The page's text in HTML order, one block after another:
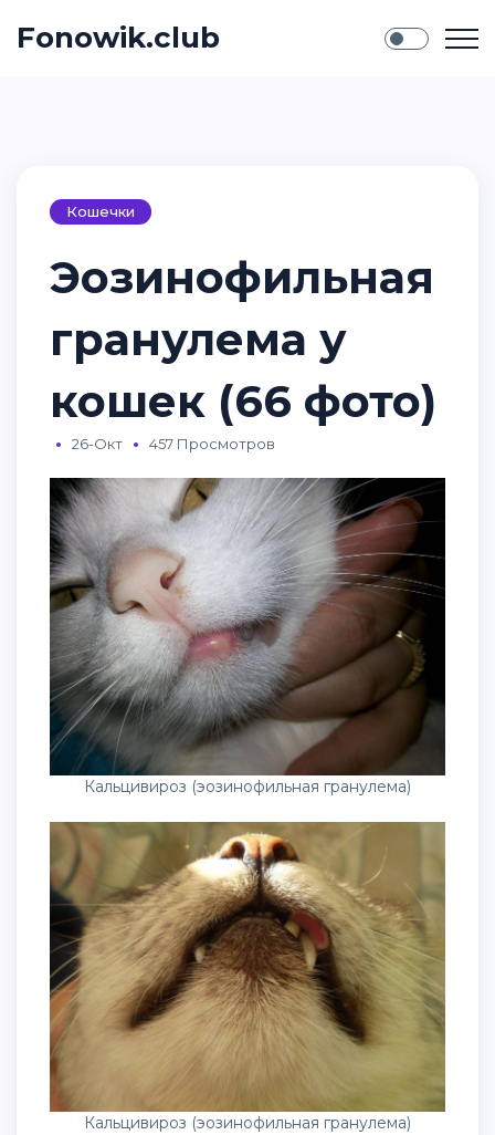
Fonowik.club
Кошечки
Эозинофильная
гранулема у
кошек (66 фото)
26-Окт 457 Просмотров
Кальцивироз (эозинофильная гранулема)
Кальцивироз (эозинофильная гранулема)